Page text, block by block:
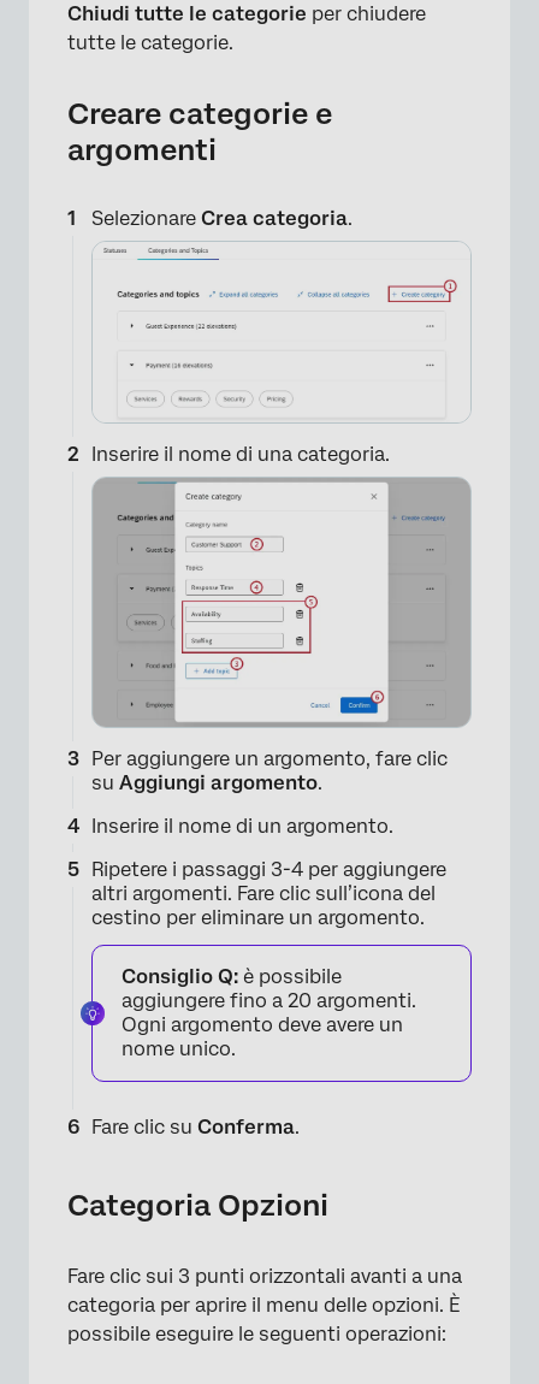
×
Chiudi tutte le categorie per chiudere
tutte le categorie.
Creare categorie e
argomenti
Selezionare Crea categoria.
×
Inserire il nome di una categoria.
Per aggiungere un argomento, fare clic
su Aggiungi argomento.
Inserire il nome di un argomento.
Ripetere i passaggi 3-4 per aggiungere
altri argomenti. Fare clic sull’icona del
cestino per eliminare un argomento.
Consiglio Q: è possibile
aggiungere fino a 20 argomenti.
Ogni argomento deve avere un
nome unico.
Fare clic su Conferma.
Categoria Opzioni
Fare clic sui 3 punti orizzontali avanti a una
categoria per aprire il menu delle opzioni. È
possibile eseguire le seguenti operazioni: